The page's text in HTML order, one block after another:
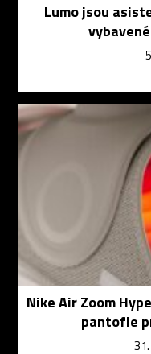
Lumo jsou
Nike Air Zoom
pantofle